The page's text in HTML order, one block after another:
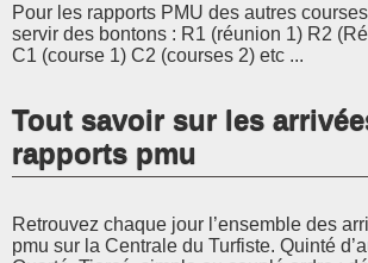
Pour les rapports PMU des autres
servir des bontons : R1 (réunion 1) R2
C1 (course 1) C2 (courses 2) etc ...
Tout savoir sur les
rapports pmu
Retrouvez chaque jour l’ensemble des
pmu sur la Centrale du Turfiste. Quinté